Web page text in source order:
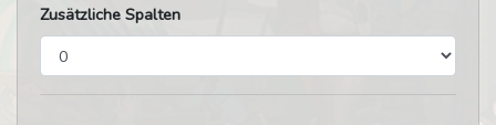
Zusätzliche Spalten